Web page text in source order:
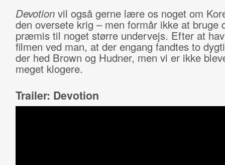
Devotionvil også gerne lære os noget om
den oversete krig – men formår ikke at bruge
præmis til noget større undervejs. Efter at
filmen ved man, at der engang fandtes to
der hed Brown og Hudner, men vi er ikke
meget klogere.
Trailer: Devotion